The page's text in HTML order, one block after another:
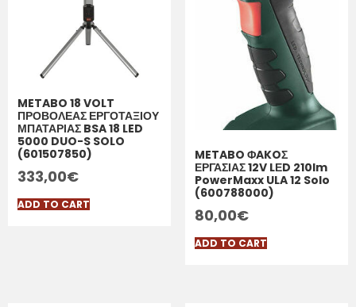
METABO 18 VOLT
ΠΡΟΒΟΛΕΑΣ ΕΡΓΟΤΑΞΙΟΥ
ΜΠΑΤΑΡΙΑΣ BSA 18 LED
5000 DUO-S SOLO
(601507850)
333,00€
ADD TO CART
METABO ΦAKOΣ
ΕΡΓΑΣΙΑΣ 12V LΕD 210lm
PowerMaxx ULA 12 Solo
(600788000)
80,00€
ADD TO CART